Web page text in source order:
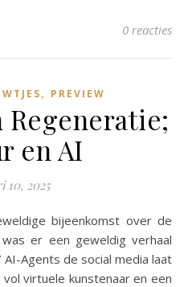
0 reacties
, PREVIEW
Regeneratie;
en AI
10, 2025
er een geweldig verhaal
Agents de social media laat
virtuele kunstenaar en een